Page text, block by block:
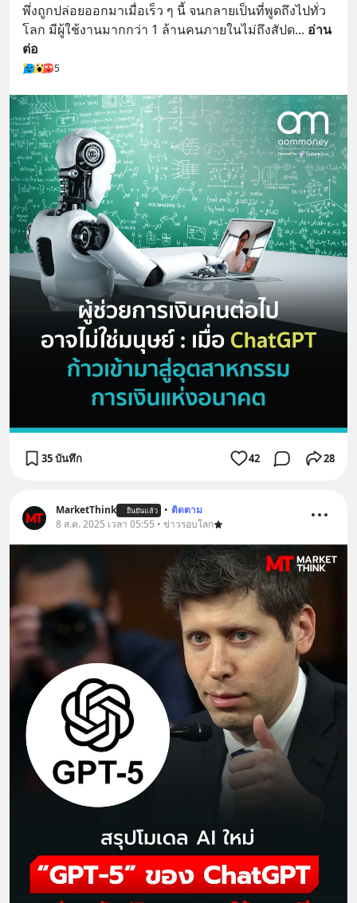
พึ่งถูกปล่อยออกมาเมื่อเร็ว ๆ นี้ จนกลายเป็นที่พูดถึงไปทั่ว
โลก มีผู้ใช้งานมากกว่า 1 ล้านคนภายในไม่ถึงสัปด... อ่าน
ต่อ
5
35 บันทึก 42 28
MarketThink ยืนยันแล้ว • ติดตาม
8 ส.ค. 2025 เวลา 05:55 • ข่าวรอบโลก